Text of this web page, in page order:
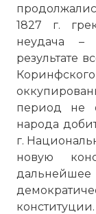
1827 г.
неудача
результате
период не
народа
г.
новую
Вернуться